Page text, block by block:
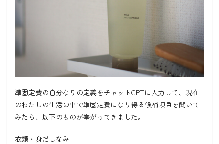
準固定費の自分なりの定義をチャットGPTに入力して、現在
のわたしの生活の中で準固定費になり得る候補項目を聞いて
みたら、以下のものが挙がってきました。
衣類・身だしなみ